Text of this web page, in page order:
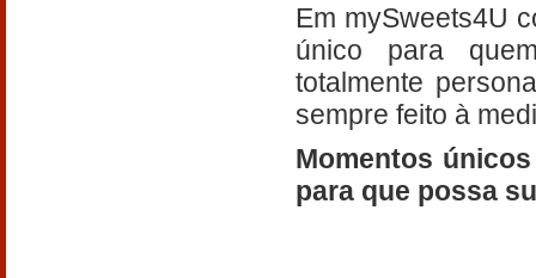
Em mySweets4U
único para
totalmente
sempre feito à
Momentos
para que possa